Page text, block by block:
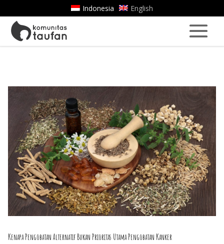
Indonesia English
Kenapa Pengobatan Alternatif Bukan Prioritas Utama Pengobatan Kanker